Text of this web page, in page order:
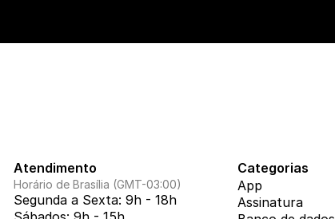
Atendimento
Horário de Brasília (GMT-03:00)
Segunda a Sexta: 9h - 18h
Categorias
App
Assinatura